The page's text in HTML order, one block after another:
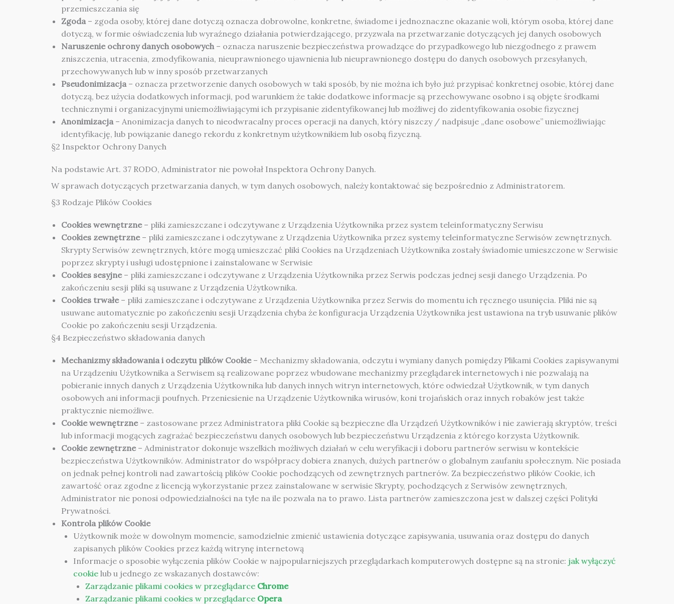
przemieszczania się
Zgoda – zgoda osoby, której dane dotyczą oznacza dobrowolne, konkretne, świadome i jednoznaczne okazanie woli, którym osoba, której dane
dotyczą, w formie oświadczenia lub wyraźnego działania potwierdzającego, przyzwala na przetwarzanie dotyczących jej danych osobowych
Naruszenie ochrony danych osobowych – oznacza naruszenie bezpieczeństwa prowadzące do przypadkowego lub niezgodnego z prawem
zniszczenia, utracenia, zmodyfikowania, nieuprawnionego ujawnienia lub nieuprawnionego dostępu do danych osobowych przesyłanych,
przechowywanych lub w inny sposób przetwarzanych
Pseudonimizacja – oznacza przetworzenie danych osobowych w taki sposób, by nie można ich było już przypisać konkretnej osobie, której dane
dotyczą, bez użycia dodatkowych informacji, pod warunkiem że takie dodatkowe informacje są przechowywane osobno i są objęte środkami
technicznymi i organizacyjnymi uniemożliwiającymi ich przypisanie zidentyfikowanej lub możliwej do zidentyfikowania osobie fizycznej
Anonimizacja – Anonimizacja danych to nieodwracalny proces operacji na danych, który niszczy / nadpisuje „dane osobowe” uniemożliwiając
identyfikację, lub powiązanie danego rekordu z konkretnym użytkownikiem lub osobą fizyczną.
§2 Inspektor Ochrony Danych
Na podstawie Art. 37 RODO, Administrator nie powołał Inspektora Ochrony Danych.
W sprawach dotyczących przetwarzania danych, w tym danych osobowych, należy kontaktować się bezpośrednio z Administratorem.
§3 Rodzaje Plików Cookies
Cookies wewnętrzne– pliki zamieszczane i odczytywane z Urządzenia Użytkownika przez system teleinformatyczny Serwisu
Cookies zewnętrzne– pliki zamieszczane i odczytywane z Urządzenia Użytkownika przez systemy teleinformatyczne Serwisów zewnętrznych.
Skrypty Serwisów zewnętrznych, które mogą umieszczać pliki Cookies na Urządzeniach Użytkownika zostały świadomie umieszczone w Serwisie
poprzez skrypty i usługi udostępnione i zainstalowane w Serwisie
Cookies sesyjne– pliki zamieszczane i odczytywane z Urządzenia Użytkownika przez Serwis podczas jednej sesji danego Urządzenia. Po
zakończeniu sesji pliki są usuwane z Urządzenia Użytkownika.
Cookies trwałe– pliki zamieszczane i odczytywane z Urządzenia Użytkownika przez Serwis do momentu ich ręcznego usunięcia. Pliki nie są
usuwane automatycznie po zakończeniu sesji Urządzenia chyba że konfiguracja Urządzenia Użytkownika jest ustawiona na tryb usuwanie plików
Cookie po zakończeniu sesji Urządzenia.
§4 Bezpieczeństwo składowania danych
Mechanizmy składowania i odczytu plików Cookie– Mechanizmy składowania, odczytu i wymiany danych pomiędzy Plikami Cookies zapisywanymi
na Urządzeniu Użytkownika a Serwisem są realizowane poprzez wbudowane mechanizmy przeglądarek internetowych i nie pozwalają na
pobieranie innych danych z Urządzenia Użytkownika lub danych innych witryn internetowych, które odwiedzał Użytkownik, w tym danych
osobowych ani informacji poufnych. Przeniesienie na Urządzenie Użytkownika wirusów, koni trojańskich oraz innych robaków jest także
praktycznie niemożliwe.
Cookie wewnętrzne– zastosowane przez Administratora pliki Cookie są bezpieczne dla Urządzeń Użytkowników i nie zawierają skryptów, treści
lub informacji mogących zagrażać bezpieczeństwu danych osobowych lub bezpieczeństwu Urządzenia z którego korzysta Użytkownik.
Cookie zewnętrzne– Administrator dokonuje wszelkich możliwych działań w celu weryfikacji i doboru partnerów serwisu w kontekście
bezpieczeństwa Użytkowników. Administrator do współpracy dobiera znanych, dużych partnerów o globalnym zaufaniu społecznym. Nie posiada
on jednak pełnej kontroli nad zawartością plików Cookie pochodzących od zewnętrznych partnerów. Za bezpieczeństwo plików Cookie, ich
zawartość oraz zgodne z licencją wykorzystanie przez zainstalowane w serwisie Skrypty, pochodzących z Serwisów zewnętrznych,
Administrator nie ponosi odpowiedzialności na tyle na ile pozwala na to prawo. Lista partnerów zamieszczona jest w dalszej części Polityki
Prywatności.
Kontrola plików Cookie
Użytkownik może w dowolnym momencie, samodzielnie zmienić ustawienia dotyczące zapisywania, usuwania oraz dostępu do danych
zapisanych plików Cookies przez każdą witrynę internetową
Informacje o sposobie wyłączenia plików Cookie w najpopularniejszych przeglądarkach komputerowych dostępne są na stronie: jak wyłączyć
cookie lub u jednego ze wskazanych dostawców:
Zarządzanie plikami cookies w przeglądarce Chrome
Zarządzanie plikami cookies w przeglądarce Opera